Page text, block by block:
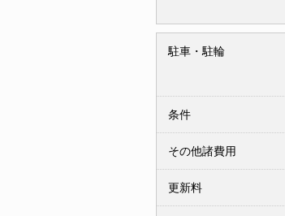
駐車・駐輪
条件
その他諸費用
更新料